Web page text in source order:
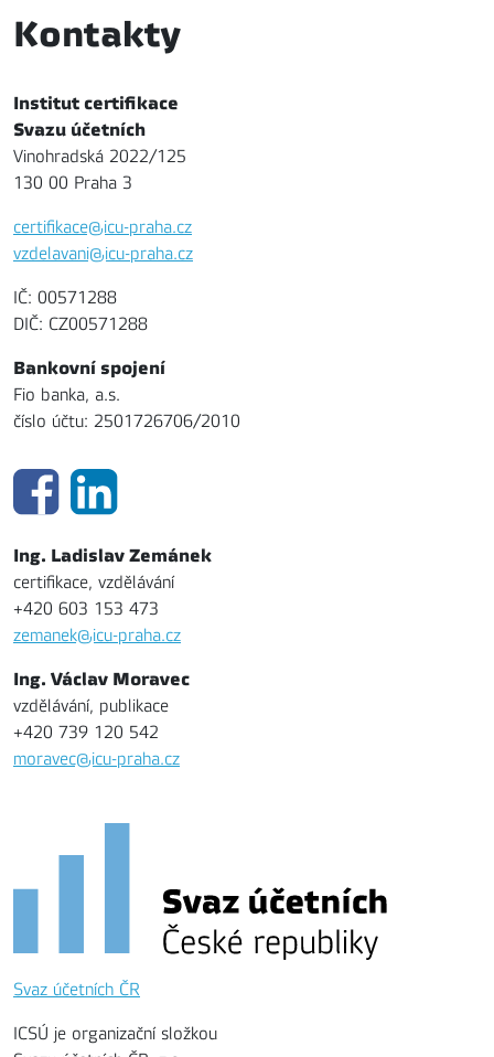
Kontakty
Institut certifikace
Svazu účetních
Vinohradská 2022/125
130 00 Praha 3
certifikace@icu-praha.cz
vzdelavani@icu-praha.cz
IČ: 00571288
DIČ: CZ00571288
Bankovní spojení
Fio banka, a.s.
číslo účtu: 2501726706/2010
Ing. Ladislav Zemánek
certifikace, vzdělávání
+420 603 153 473
zemanek@icu-praha.cz
Ing. Václav Moravec
vzdělávání, publikace
+420 739 120 542
moravec@icu-praha.cz
Svaz účetních ČR
ICSÚ je organizační složkou